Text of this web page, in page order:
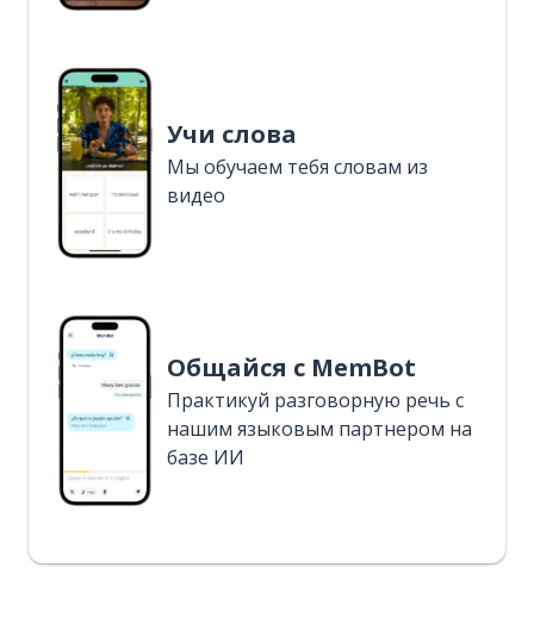
Учи слова
Мы обучаем тебя словам из
видео
Общайся с MemBot
Практикуй разговорную речь с
нашим языковым партнером на
базе ИИ